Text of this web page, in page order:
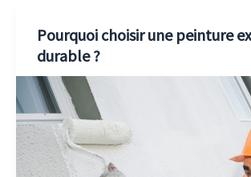
Pourquoi choisir une peinture
durable ?